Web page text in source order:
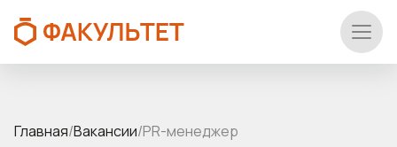
Главная/Вакансии/PR-менеджер